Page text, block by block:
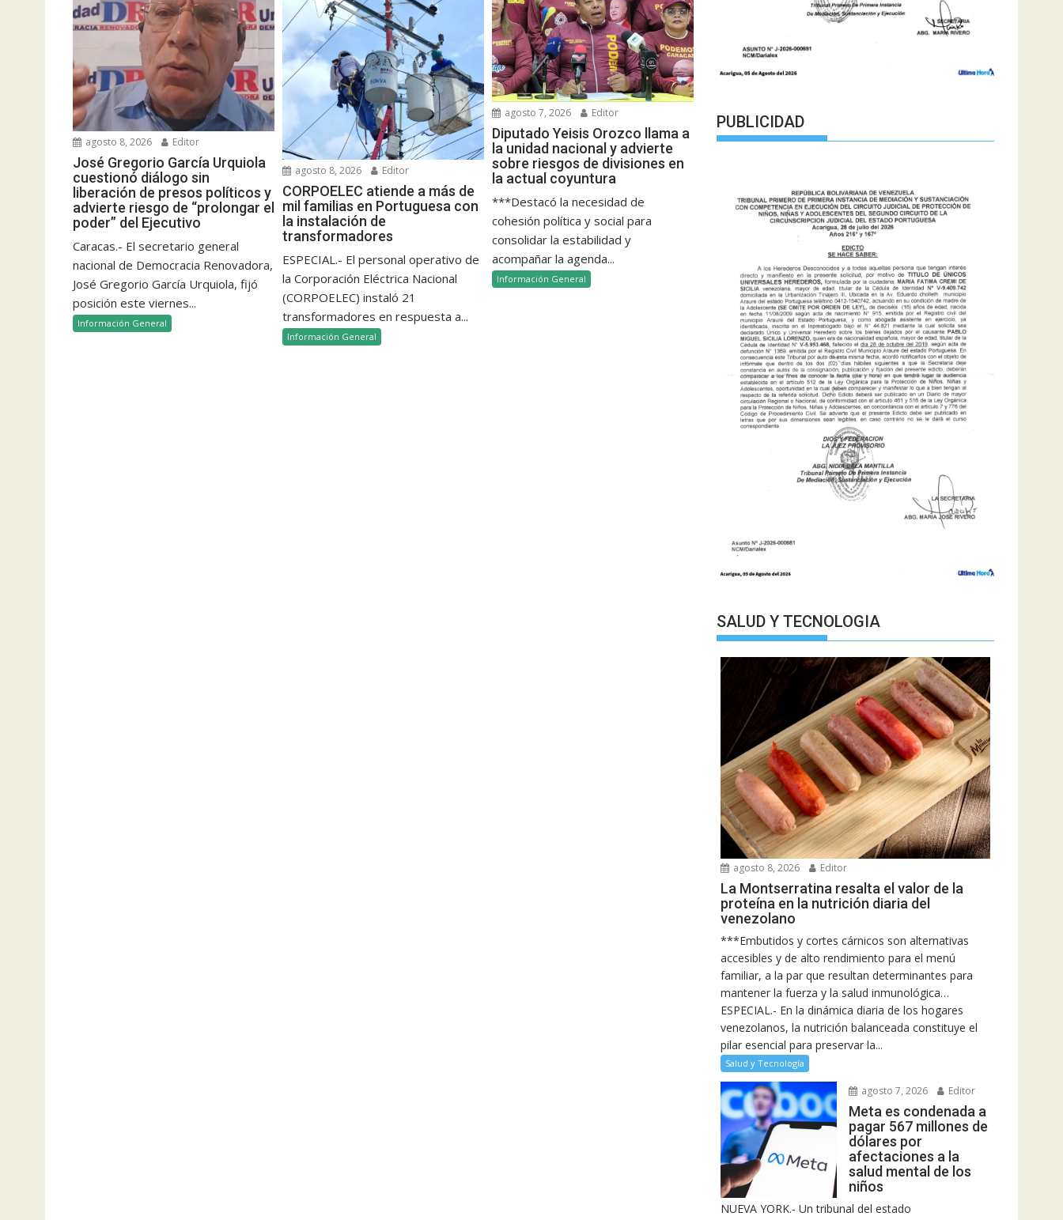
agosto 8, 2026 Editor
José Gregorio García Urquiola
cuestionó diálogo sin
liberación de presos políticos y
advierte riesgo de “prolongar el
poder” del Ejecutivo
Caracas.- El secretario general
nacional de Democracia Renovadora,
José Gregorio García Urquiola, fijó
posición este viernes...
Información General
agosto 8, 2026 Editor
CORPOELEC atiende a más de
mil familias en Portuguesa con
la instalación de
transformadores
ESPECIAL.- El personal operativo de
la Corporación Eléctrica Nacional
(CORPOELEC) instaló 21
transformadores en respuesta a...
Información General
agosto 7, 2026 Editor
Diputado Yeisis Orozco llama a
la unidad nacional y advierte
sobre riesgos de divisiones en
la actual coyuntura
***Destacó la necesidad de
cohesión política y social para
consolidar la estabilidad y
acompañar la agenda...
Información General
PUBLICIDAD
SALUD Y TECNOLOGIA
agosto 8, 2026 Editor
La Montserratina resalta el valor de la
proteína en la nutrición diaria del
venezolano
***Embutidos y cortes cárnicos son alternativas
accesibles y de alto rendimiento para el menú
familiar, a la par que resultan determinantes para
mantener la fuerza y la salud inmunológica…
ESPECIAL.- En la dinámica diaria de los hogares
venezolanos, la nutrición balanceada constituye el
pilar esencial para preservar la...
Salud y Tecnología
agosto 7, 2026 Editor
Meta es condenada a
pagar 567 millones de
dólares por
afectaciones a la
salud mental de los
niños
NUEVA YORK.- Un tribunal del estado